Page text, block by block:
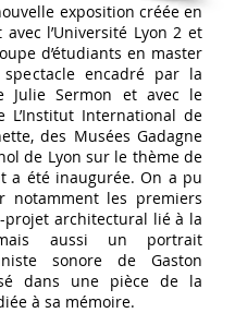
exposition créée en
l’Université Lyon 2 et
d’étudiants en master
encadré par la
Julie Sermon et avec le
L’Institut International de
des Musées Gadagne
de Lyon sur le thème de
a été inaugurée. On a pu
notamment les premiers
projet architectural lié à la
aussi un portrait
sonore de Gaston
dans une pièce de la
à sa mémoire.